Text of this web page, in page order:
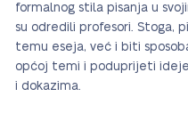
formalnog stila pisanja u
su odredili profesori. Stoga,
temu eseja, već i biti
općoj temi i poduprijeti
i dokazima.